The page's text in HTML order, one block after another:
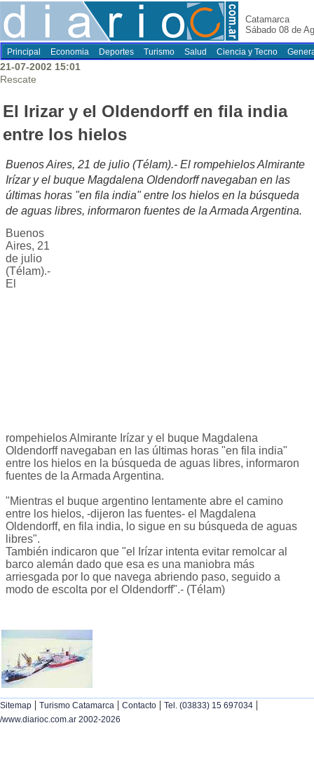
Catamarca
Sábado 08 de
Principal Economia Deportes Turismo Salud Ciencia y Tecno
21-07-2002 15:01
Rescate
El Irizar y el Oldendorff en fila india
entre los hielos
Buenos Aires, 21 de julio (Télam).- El rompehielos Almirante
Irízar y el buque Magdalena Oldendorff navegaban en las
últimas horas "en fila india" entre los hielos en la búsqueda
de aguas libres, informaron fuentes de la Armada Argentina.
Buenos
Aires, 21
de julio
(Télam).-
El
rompehielos Almirante Irízar y el buque Magdalena
Oldendorff navegaban en las últimas horas "en fila india"
entre los hielos en la búsqueda de aguas libres, informaron
fuentes de la Armada Argentina.
"Mientras el buque argentino lentamente abre el camino
entre los hielos, -dijeron las fuentes- el Magdalena
Oldendorff, en fila india, lo sigue en su búsqueda de aguas
libres".
También indicaron que "el Irízar intenta evitar remolcar al
barco alemán dado que esa es una maniobra más
arriesgada por lo que navega abriendo paso, seguido a
modo de escolta por el Oldendorff".- (Télam)
Sitemap | Turismo Catamarca | Contacto | Tel. (03833) 15 697034 |
/www.diarioc.com.ar 2002-2026